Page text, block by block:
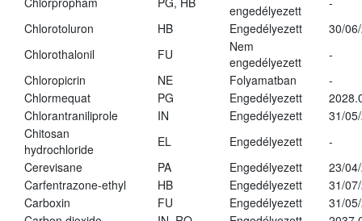
engedélyezett
Chlorotoluron
HB Engedélyezett
30/
Chlorothalonil
FU
Nem
engedélyezett
-
Chloropicrin
NE Folyamatban
-
Chlormequat
PG Engedélyezett
Chlorantraniliprole
IN Engedélyezett
31/
Chitosan
hydrochloride
EL Engedélyezett
-
Cerevisane
PA Engedélyezett
23/
Carfentrazone-ethyl
HB Engedélyezett
31/
Carboxin
FU Engedélyezett
31/